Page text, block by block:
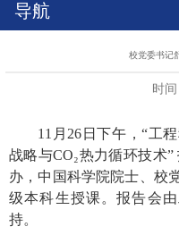
导航
校党委书记
时间
11月26日下午，“工
战略与CO₂热力循环技术
办，中国科学院院士、校
级本科生授课。报告会
持。